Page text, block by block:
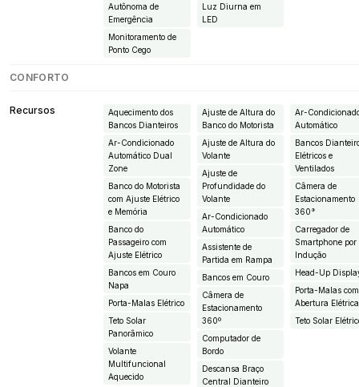
Autônoma de
Emergência
Monitoramento de
Ponto Cego
Luz Diurna em
LED
CONFORTO
Recursos
Aquecimento dos
Bancos Dianteiros
Ar-Condicionado
Automático Dual
Zone
Banco do Motorista
com Ajuste Elétrico
e Memória
Banco do
Passageiro com
Ajuste Elétrico
Bancos em Couro
Napa
Porta-Malas Elétrico
Teto Solar
Panorâmico
Volante
Multifuncional
Aquecido
Ajuste de Altura do
Banco do Motorista
Ajuste de Altura do
Volante
Ajuste de
Profundidade do
Volante
Ar-Condicionado
Automático
Assistente de
Partida em Rampa
Bancos em Couro
Câmera de
Estacionamento
360º
Computador de
Bordo
Descansa Braço
Central Dianteiro
Ar-
Automático
Bancos
Elétricos e
Ventilados
Câmera de
Estacionamento
360°
Carregador de
Smartphone por
Indução
Head-Up
Porta-Malas com
Abertura Elétrica
Teto Solar